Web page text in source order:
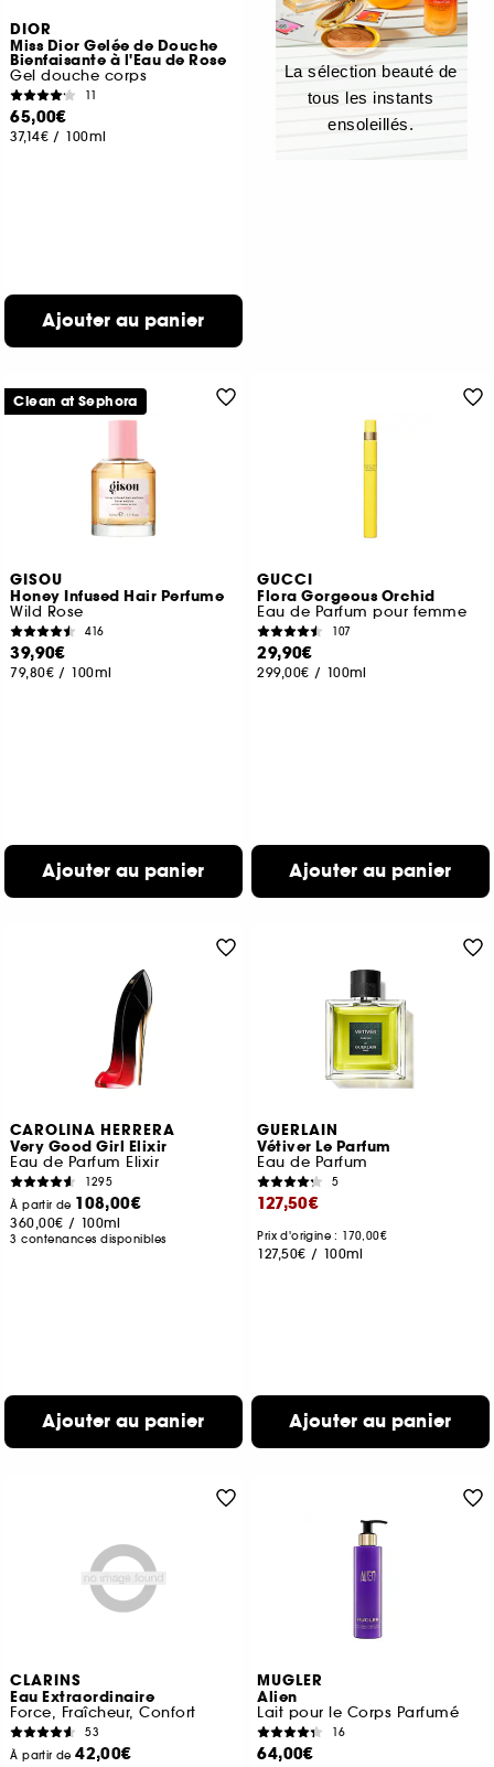
DIOR
Miss Dior Gelée de Douche
Bienfaisante à l'Eau de Rose
Gel douche corps
11
65,00€
37,14€ / 100ml
Ajouter au panier
La sélection beauté de
tous les instants
ensoleillés.
GISOU
Honey Infused Hair Perfume
Wild Rose
416
39,90€
79,80€ / 100ml
Ajouter au panier
Clean at Sephora
GUCCI
Flora Gorgeous Orchid
Eau de Parfum pour femme
107
29,90€
299,00€ / 100ml
Ajouter au panier
CAROLINA HERRERA
Very Good Girl Elixir
Eau de Parfum Elixir
1295
À partir de 108,00€
360,00€ / 100ml
3 contenances disponibles
Ajouter au panier
GUERLAIN
Vétiver Le Parfum
Eau de Parfum
5
127,50€
Prix d'origine : 170,00€
127,50€ / 100ml
Ajouter au panier
CLARINS
Eau Extraordinaire
Force, Fraîcheur, Confort
53
À partir de42,00€
MUGLER
Alien
Lait pour le Corps Parfumé
16
64,00€